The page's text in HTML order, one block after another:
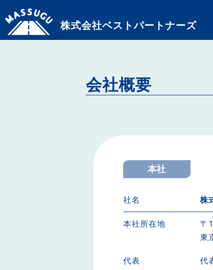
株式会社ベストパートナーズ
会社概要
本社
社名 株
本社所在地
〒
東
代表 代